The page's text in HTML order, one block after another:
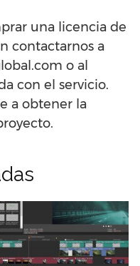
una licencia de
contactarnos a
o al
con el servicio.
a obtener la